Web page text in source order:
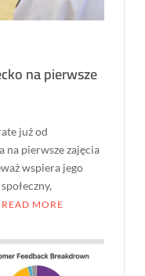
na pierwsze
już od
na pierwsze zajęcia
wspiera jego
READ MORE